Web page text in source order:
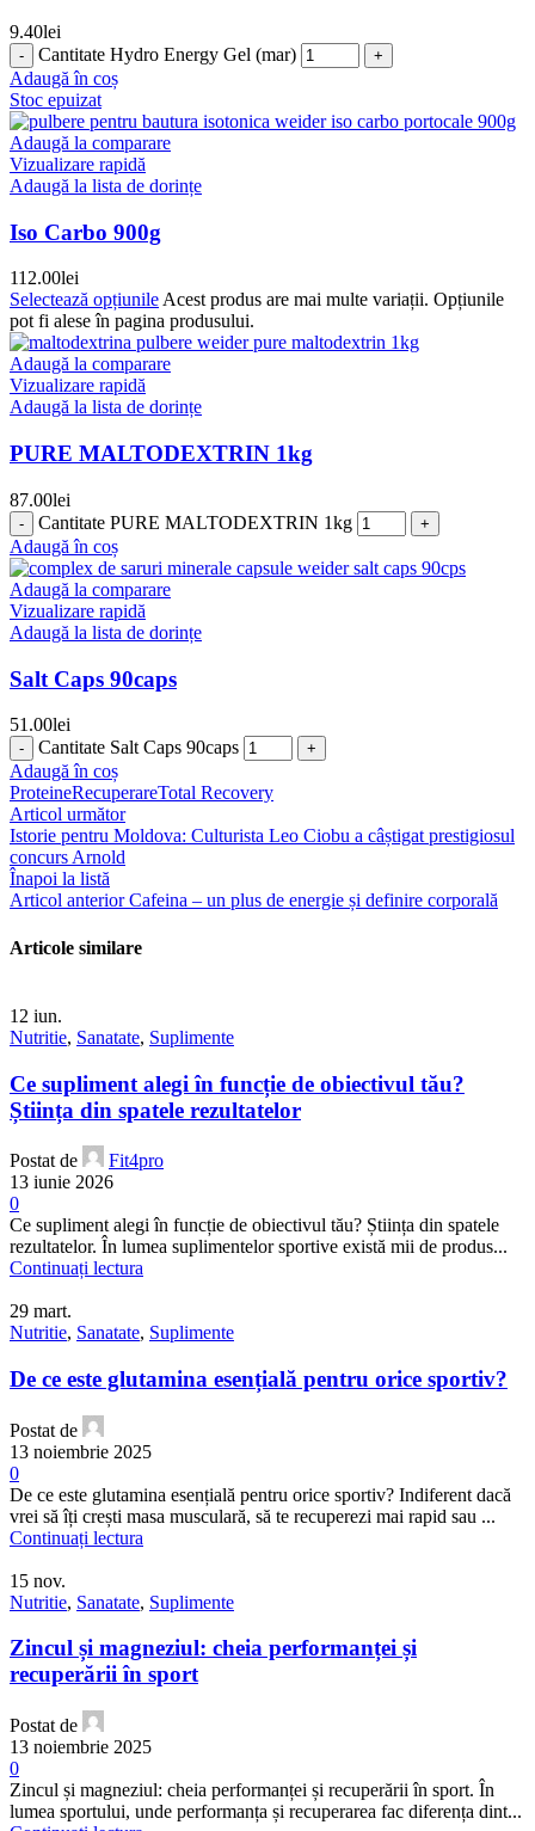
9.40lei
Cantitate Hydro Energy Gel (mar)
Adaugă în coș
Stoc epuizat
Adaugă la comparare
Vizualizare rapidă
Adaugă la lista de dorințe
Iso Carbo 900g
112.00lei
Selectează opțiunileAcest produs are mai multe variații. Opțiunile
pot fi alese în pagina produsului.
Adaugă la comparare
Vizualizare rapidă
Adaugă la lista de dorințe
PURE MALTODEXTRIN 1kg
87.00lei
Cantitate PURE MALTODEXTRIN 1kg
Adaugă în coș
Adaugă la comparare
Vizualizare rapidă
Adaugă la lista de dorințe
Salt Caps 90caps
51.00lei
Cantitate Salt Caps 90caps
Adaugă în coș
ProteineRecuperareTotal Recovery
Articol următor
Istorie pentru Moldova: Culturista Leo Ciobu a câștigat prestigiosul
concurs Arnold
Înapoi la listă
Articol anterior Cafeina – un plus de energie și definire corporală
Articole similare
12 iun.
Nutritie, Sanatate, Suplimente
Ce supliment alegi în funcție de obiectivul tău?
Știința din spatele rezultatelor
Postat de
Fit4pro
13 iunie 2026
0
Ce supliment alegi în funcție de obiectivul tău? Știința din spatele
rezultatelor. În lumea suplimentelor sportive există mii de produs...
Continuați lectura
29 mart.
Nutritie, Sanatate, Suplimente
De ce este glutamina esențială pentru orice sportiv?
Postat de
13 noiembrie 2025
0
De ce este glutamina esențială pentru orice sportiv? Indiferent dacă
vrei să îți crești masa musculară, să te recuperezi mai rapid sau ...
Continuați lectura
15 nov.
Nutritie, Sanatate, Suplimente
Zincul și magneziul: cheia performanței și
recuperării în sport
Postat de
13 noiembrie 2025
0
Zincul și magneziul: cheia performanței și recuperării în sport. În
lumea sportului, unde performanța și recuperarea fac diferența dint...